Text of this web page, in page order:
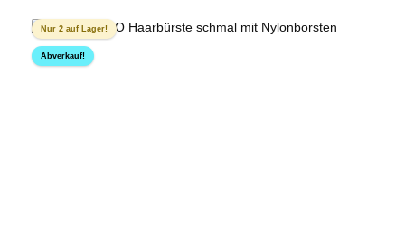
Nur 2 auf Lager!
Abverkauf!